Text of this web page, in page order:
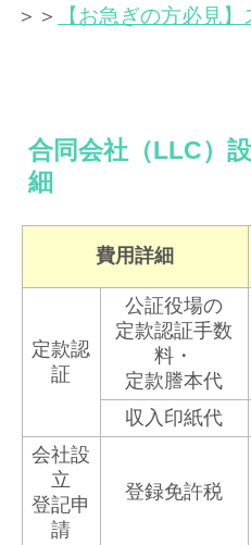
＞＞
【お急ぎの方必見
合同会社（LLC）
細
費用詳細
定款認
証
公証役場の
定款認証手数
料・
定款謄本代
収入印紙代
会社設
立
登記申
請
登録免許税